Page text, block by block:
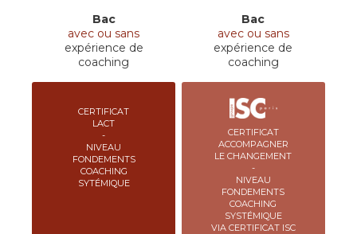
Bac
avec ou sans
expérience de
coaching
Bac
avec ou sans
expérience de
coaching
CERTIFICAT
LACT
-
NIVEAU
FONDEMENTS
COACHING
SYTÉMIQUE
CERTIFICAT
ACCOMPAGNER
LE CHANGEMENT
-
NIVEAU
FONDEMENTS
COACHING
SYSTÉMIQUE
VIA CERTIFICAT ISC